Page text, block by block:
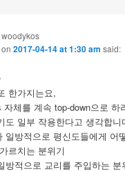
woodykos
on2017-04-14 at 1:30 am said:
한가지는요,
자체를 계속 top-down으로 하
도 일부 작용한다고 생각합니
일방적으로 평신도들에게 어
르치는 분위기
방적으로 교리를 주입하는 분